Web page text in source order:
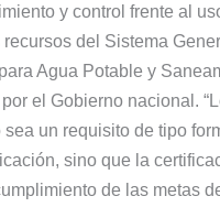
y control frente al
del Sistema
Agua Potable y
el Gobierno nacional.
un requisito de tipo
sino que la
de las metas